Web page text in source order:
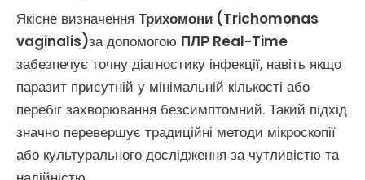
Якісне визначення Трихомони (Trichomonas
vaginalis)за допомогою ПЛР Real-Time
забезпечує точну діагностику інфекції, навіть якщо
паразит присутній у мінімальній кількості або
перебіг захворювання безсимптомний. Такий підхід
значно перевершує традиційні методи мікроскопії
або культурального дослідження за чутливістю та